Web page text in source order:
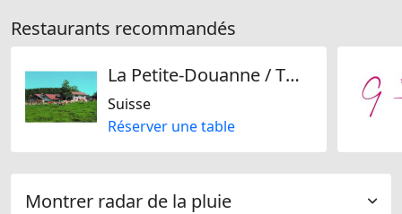
Restaurants recommandés
La Petite-Douanne / Twannbergli
Suisse
Réserver une table
Montrer radar de la pluie